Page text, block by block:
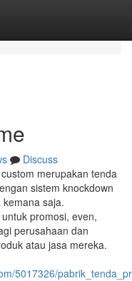
Discuss
merupakan tenda
sistem knockdown
saja.
promosi, even,
perusahaan dan
atau jasa mereka.
5017326/